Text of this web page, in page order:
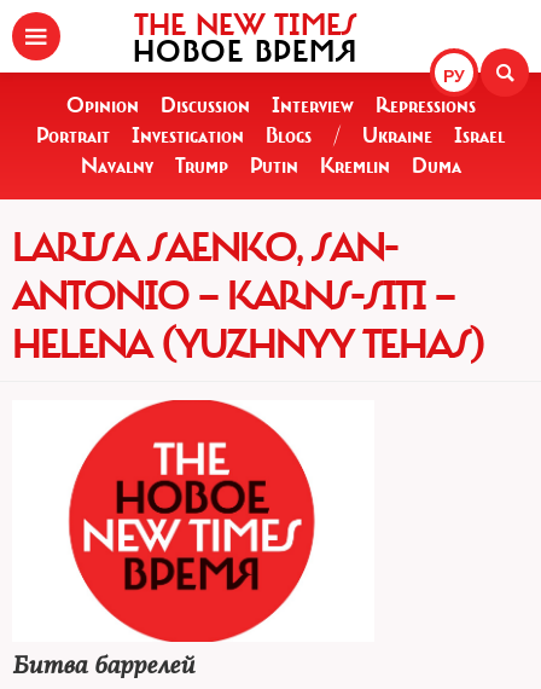
РУ
THE NEW TIMES
НОВОЕ ВРЕМЯ
Opinion Discussion Interview
Repressions
Portrait
Investigation Blogs / Ukraine
Israel
Navalny
Trump Putin Kremlin Duma
LARISA SAENKO, SAN-
ANTONIO — KARNS-SITI —
HELENA (YUZHNYY TEHAS)
Битва баррелей